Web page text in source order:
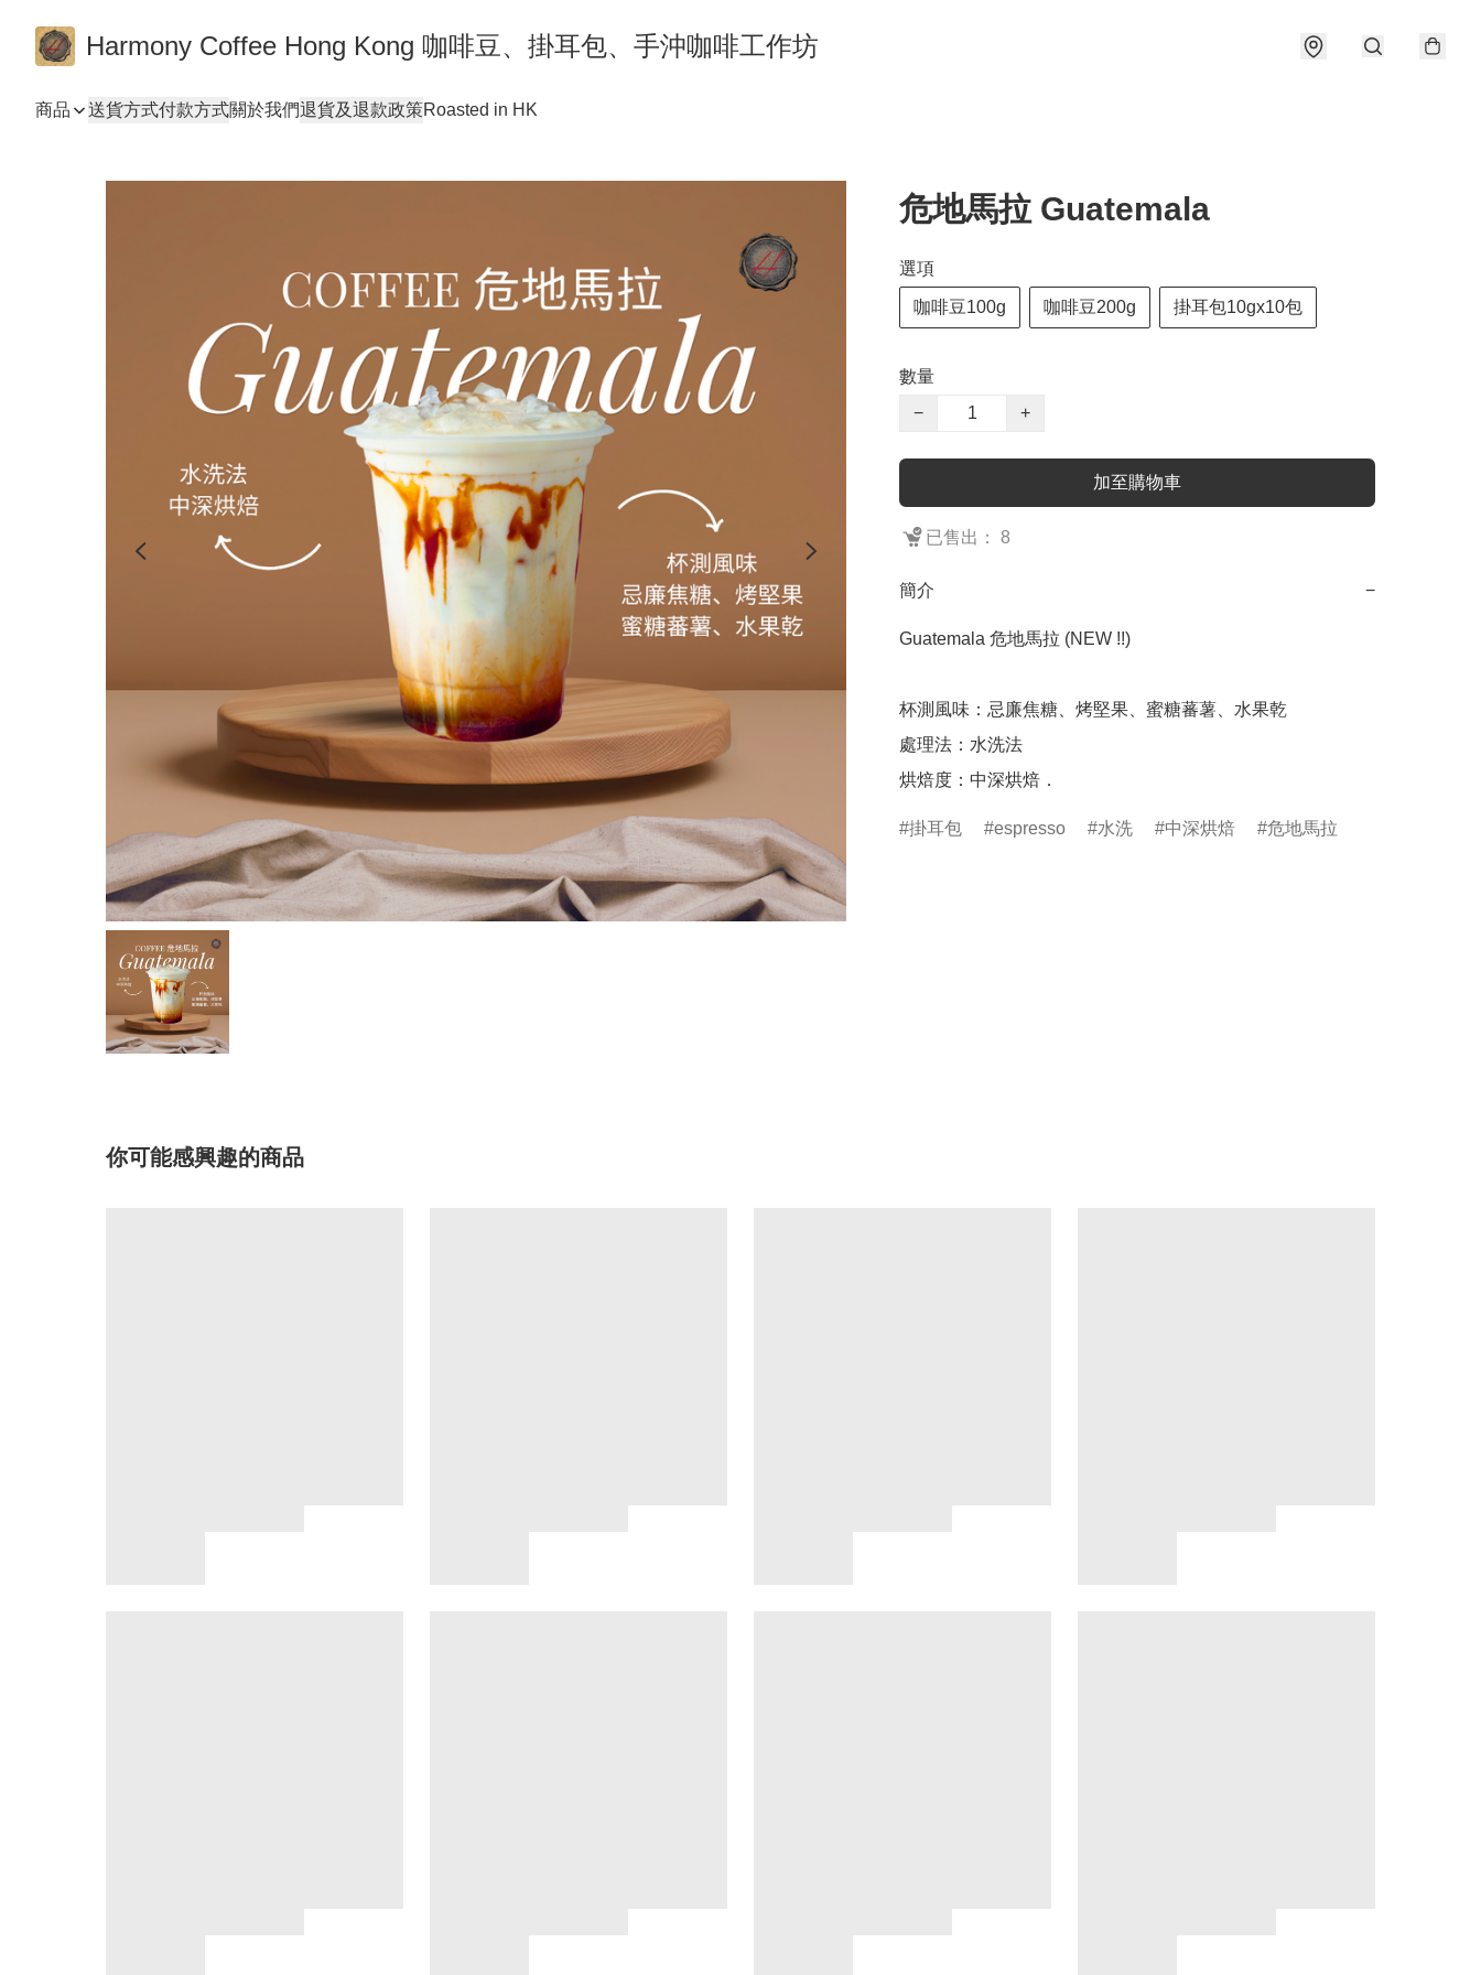
Harmony Coffee Hong Kong 咖啡豆、掛耳包、手沖咖啡工作坊
商品 送貨方式付款方式關於我們退貨及退款政策Roasted in HK
危地馬拉 Guatemala
選項
咖啡豆100g 咖啡豆200g 掛耳包10gx10包
數量
−
+
加至購物車
已售出： 8
簡介 −
Guatemala 危地馬拉 (NEW !!)
杯測風味：忌廉焦糖、烤堅果、蜜糖蕃薯、水果乾
處理法：水洗法
烘焙度：中深烘焙．
掛耳包 espresso 水洗 中深烘焙 危地馬拉
你可能感興趣的商品